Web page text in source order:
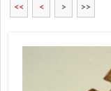
<< < > >>